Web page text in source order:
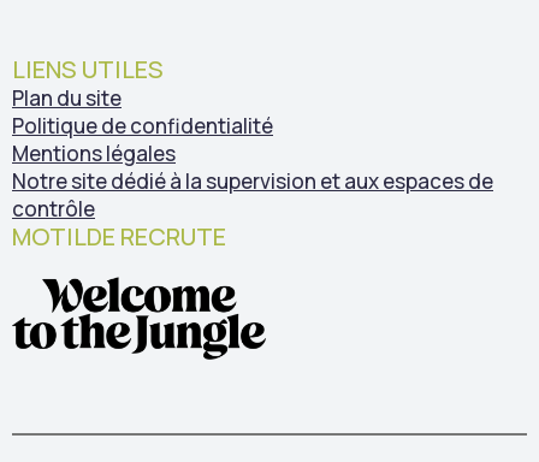
LIENS UTILES
Plan du site
Politique de confidentialité
Mentions légales
Notre site dédié à la supervision et aux espaces de
contrôle
MOTILDE RECRUTE